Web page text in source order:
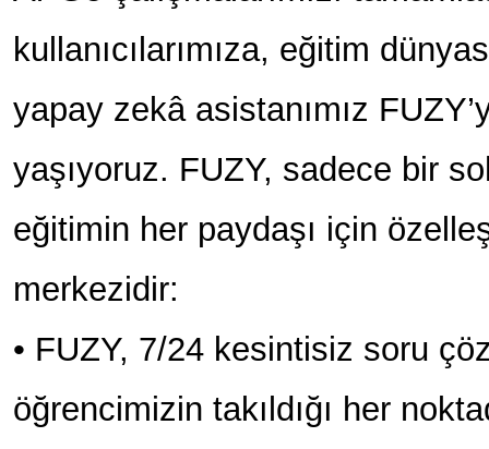
kullanıcılarımıza, eğitim
yapay zekâ asistanımız
yaşıyoruz. FUZY, sadece bir
eğitimin her paydaşı için
merkezidir:
• FUZY, 7/24 kesintisiz soru
öğrencimizin takıldığı her